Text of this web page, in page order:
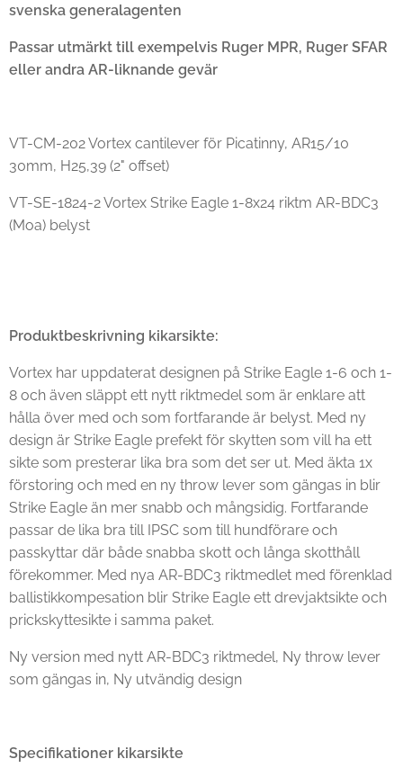
svenska generalagenten
Passar utmärkt till exempelvis Ruger MPR, Ruger SFAR
eller andra AR-liknande gevär
VT-CM-202 Vortex cantilever för Picatinny, AR15/10
30mm, H25,39 (2" offset)
VT-SE-1824-2 Vortex Strike Eagle 1-8x24 riktm AR-BDC3
(Moa) belyst
Produktbeskrivning kikarsikte:
Vortex har uppdaterat designen på Strike Eagle 1-6 och 1-
8 och även släppt ett nytt riktmedel som är enklare att
hålla över med och som fortfarande är belyst. Med ny
design är Strike Eagle prefekt för skytten som vill ha ett
sikte som presterar lika bra som det ser ut. Med äkta 1x
förstoring och med en ny throw lever som gängas in blir
Strike Eagle än mer snabb och mångsidig. Fortfarande
passar de lika bra till IPSC som till hundförare och
passkyttar där både snabba skott och långa skotthåll
förekommer. Med nya AR-BDC3 riktmedlet med förenklad
ballistikkompesation blir Strike Eagle ett drevjaktsikte och
prickskyttesikte i samma paket.
Ny version med nytt AR-BDC3 riktmedel, Ny throw lever
som gängas in, Ny utvändig design
Specifikationer kikarsikte